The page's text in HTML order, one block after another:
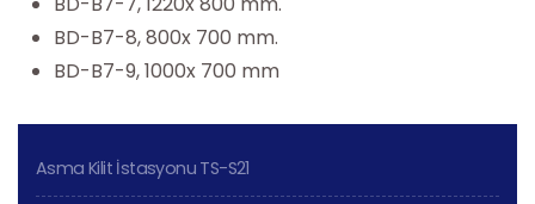
BD-B7-8, 800x 700 mm.
BD-B7-9, 1000x 700 mm
Asma Kilit İstasyonu TS-S21